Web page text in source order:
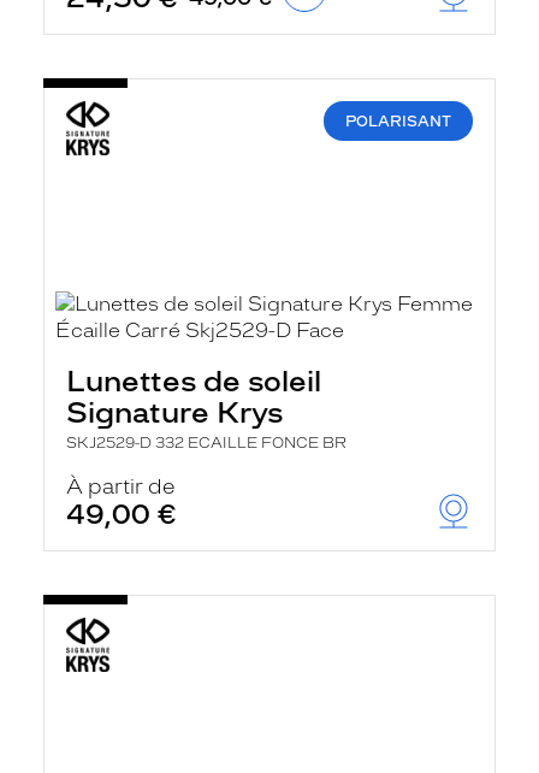
POLARISANT
Lunettes de soleil
Signature Krys
SKJ2529-D 332 ECAILLE FONCE BR
À partir de
49,00 €